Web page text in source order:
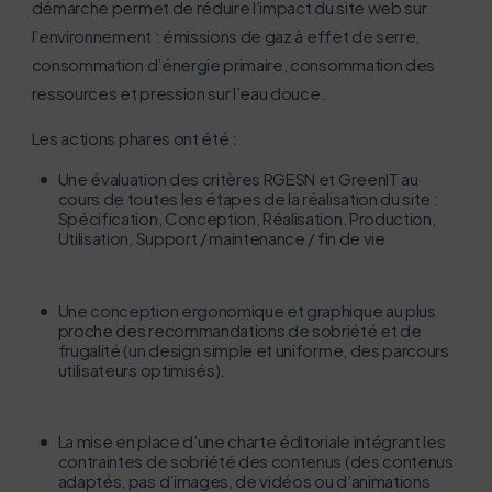
Réduire la consommation de ressources
informatiques et énergétiques
de la rencontre entre numérique et développement
durable, ce que l’on appelle couramment le numérique
responsable (définition).
Nous abordons des sujets techniques – éco-conception
des équipements et des services numériques, réemploi
œuvre dans son quotidien professionnel, mais aussi les
usages et le rôle du numérique pour glisser vers une
économie plus légère, circulaire (cradle to cradle), puis
Nous avons créé des collèges spécifiques pour aborder
certaines thématiques, par exemple le collectif
conception numérique responsable pour
services numériques et le Club Green IT pour regrouper
les “champions” du Green IT, de la sobriété numérique et
démarche permet de réduire l’impact du site web sur
l’environnement : émissions de gaz à effet de serre,
consommation d’énergie primaire, consommation des
ressources et pression sur l’eau douce.
Les actions phares ont été :
Une évaluation des critères RGESN et GreenIT au
cours de toutes les étapes de la réalisation du site :
Spécification, Conception, Réalisation, Production,
Utilisation, Support / maintenance / fin de vie
Une conception ergonomique et graphique au plus
proche des recommandations de sobriété et de
frugalité (un design simple et uniforme, des parcours
utilisateurs optimisés).
La mise en place d’une charte éditoriale intégrant les
contraintes de sobriété des contenus (des contenus
adaptés, pas d’images, de vidéos ou d’animations